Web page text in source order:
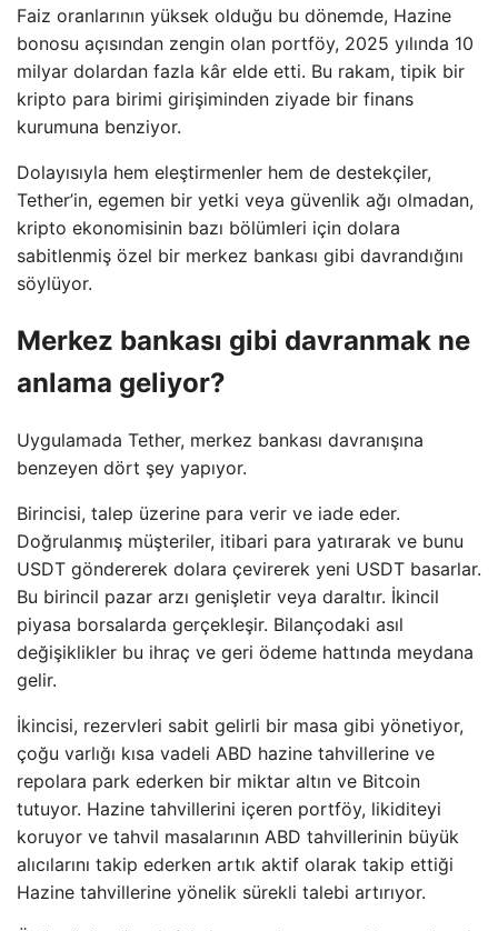
Faiz oranlarının yüksek olduğu bu dönemde, Hazine
bonosu açısından zengin olan portföy, 2025 yılında 10
milyar dolardan fazla kâr elde etti. Bu rakam, tipik bir
kripto para birimi girişiminden ziyade bir finans
kurumuna benziyor.
Dolayısıyla hem eleştirmenler hem de destekçiler,
Tether’in, egemen bir yetki veya güvenlik ağı olmadan,
kripto ekonomisinin bazı bölümleri için dolara
sabitlenmiş özel bir merkez bankası gibi davrandığını
söylüyor.
Merkez bankası gibi davranmak ne
anlama geliyor?
Uygulamada Tether, merkez bankası davranışına
benzeyen dört şey yapıyor.
Birincisi, talep üzerine para verir ve iade eder.
Doğrulanmış müşteriler, itibari para yatırarak ve bunu
USDT göndererek dolara çevirerek yeni USDT basarlar.
Bu birincil pazar arzı genişletir veya daraltır. İkincil
piyasa borsalarda gerçekleşir. Bilançodaki asıl
değişiklikler bu ihraç ve geri ödeme hattında meydana
gelir.
İkincisi, rezervleri sabit gelirli bir masa gibi yönetiyor,
çoğu varlığı kısa vadeli ABD hazine tahvillerine ve
repolara park ederken bir miktar altın ve Bitcoin
tutuyor. Hazine tahvillerini içeren portföy, likiditeyi
koruyor ve tahvil masalarının ABD tahvillerinin büyük
alıcılarını takip ederken artık aktif olarak takip ettiği
Hazine tahvillerine yönelik sürekli talebi artırıyor.